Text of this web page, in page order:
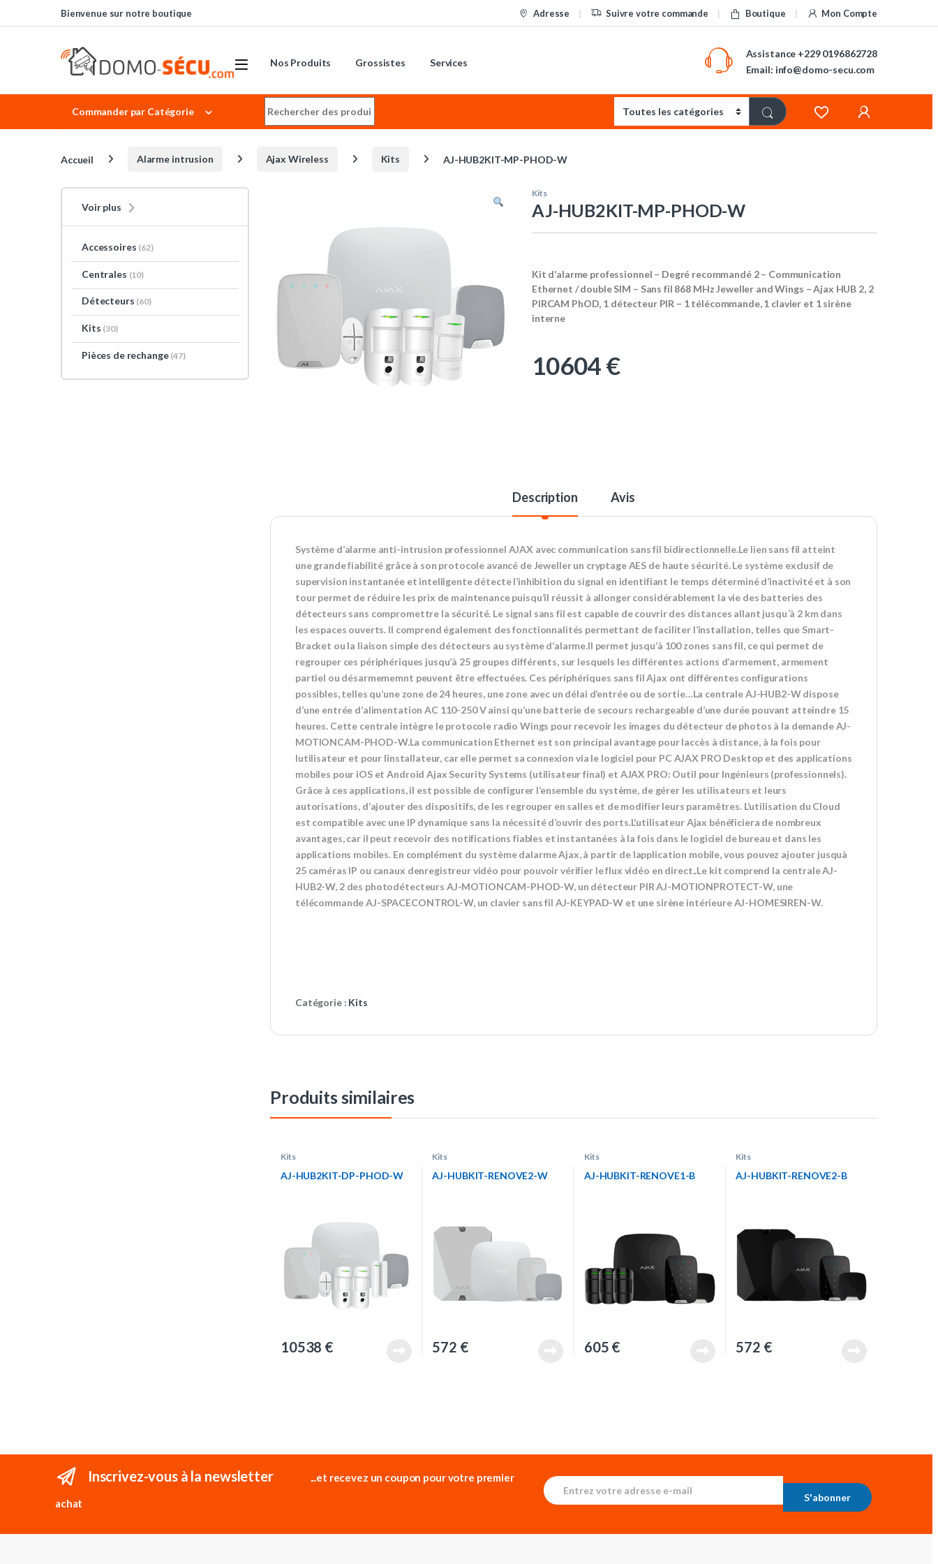
Skip to navigation
Skip to contentBienvenue sur notre boutique Adresse Suivre votre commande Boutique Mon Compte
Nos Produits Grossistes Services
Assistance +229 0196862728
Email: info@domo-secu.com
Commander par Catégorie
Accueil Alarme intrusion Ajax Wireless Kits AJ-HUB2KIT-MP-PHOD-W
Kits
AJ-HUB2KIT-MP-PHOD-W
Kit d’alarme professionnel – Degré recommandé 2 – Communication
Ethernet / double SIM – Sans fil 868 MHz Jeweller and Wings – Ajax HUB 2, 2
PIRCAM PhOD, 1 détecteur PIR – 1 télécommande, 1 clavier et 1 sirène
interne
10604€
Description Avis
Système d’alarme anti-intrusion professionnel AJAX avec communication sans fil bidirectionnelle.Le lien sans fil atteint
une grande fiabilité grâce à son protocole avancé de Jeweller un cryptage AES de haute sécurité. Le système exclusif de
supervision instantanée et intelligente détecte l’inhibition du signal en identifiant le temps déterminé d’inactivité et à son
tour permet de réduire les prix de maintenance puisqu’il réussit à allonger considérablement la vie des batteries des
détecteurs sans compromettre la sécurité. Le signal sans fil est capable de couvrir des distances allant jusqu´à 2 km dans
les espaces ouverts. Il comprend également des fonctionnalités permettant de faciliter l’installation, telles que Smart-
Bracket ou la liaison simple des détecteurs au système d’alarme.Il permet jusqu’à 100 zones sans fil, ce qui permet de
regrouper ces périphériques jusqu’à 25 groupes différents, sur lesquels les différentes actions d’armement, armement
partiel ou désarmememnt peuvent être effectuées. Ces périphériques sans fil Ajax ont différentes configurations
possibles, telles qu’une zone de 24 heures, une zone avec un délai d’entrée ou de sortie…La centrale AJ-HUB2-W dispose
d’une entrée d’alimentation AC 110-250 V ainsi qu’une batterie de secours rechargeable d’une durée pouvant atteindre 15
heures. Cette centrale intègre le protocole radio Wings pour recevoir les images du détecteur de photos à la demande AJ-
MOTIONCAM-PHOD-W.La communication Ethernet est son principal avantage pour laccès à distance, à la fois pour
lutilisateur et pour linstallateur, car elle permet sa connexion via le logiciel pour PC AJAX PRO Desktop et des applications
mobiles pour iOS et Android Ajax Security Systems (utilisateur final) et AJAX PRO: Outil pour Ingénieurs (professionnels).
Grâce à ces applications, il est possible de configurer l’ensemble du système, de gérer les utilisateurs et leurs
autorisations, d’ajouter des dispositifs, de les regrouper en salles et de modifier leurs paramêtres. L’utilisation du Cloud
est compatible avec une IP dynamique sans la nécessité d’ouvrir des ports.L’utilisateur Ajax bénéficiera de nombreux
avantages, car il peut recevoir des notifications fiables et instantanées à la fois dans le logiciel de bureau et dans les
applications mobiles. En complément du système dalarme Ajax, à partir de lapplication mobile, vous pouvez ajouter jusquà
25 caméras IP ou canaux denregistreur vidéo pour pouvoir vérifier le flux vidéo en direct..Le kit comprend la centrale AJ-
HUB2-W, 2 des photodétecteurs AJ-MOTIONCAM-PHOD-W, un détecteur PIR AJ-MOTIONPROTECT-W, une
télécommande AJ-SPACECONTROL-W, un clavier sans fil AJ-KEYPAD-W et une sirène intérieure AJ-HOMESIREN-W.
Catégorie : Kits
Produits similaires
Kits
AJ-HUB2KIT-DP-PHOD-W
10538 €
Kits
AJ-HUBKIT-RENOVE2-W
572 €
Kits
AJ-HUBKIT-RENOVE1-B
605 €
Kits
AJ-HUBKIT-RENOVE2-B
572 €
Voir plus
Accessoires (62)
Centrales (10)
Détecteurs (60)
Kits (30)
Pièces de rechange (47)
Inscrivez-vous à la newsletter ...et recevez un coupon pour votre premier
achat
*
E
m
i
E
m
l
S'abonner